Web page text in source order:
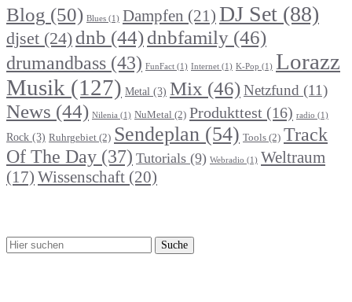
Blog (50) Blues (1) Dampfen (21) DJ Set (88)
djset (24) dnb (44)dnbfamily (46)
drumandbass (43) FunFact (1) Internet (1) K-Pop (1) Lorazz
Musik (127) Metal (3) Mix (46)Netzfund (11)
News (44) Nilenia (1) NuMetal (2) Produkttest (16) radio (1)
Rock (3) Ruhrgebiet (2) Sendeplan (54) Tools (2) Track
Of The Day (37) Tutorials (9) Webradio (1) Weltraum
(17) Wissenschaft (20)